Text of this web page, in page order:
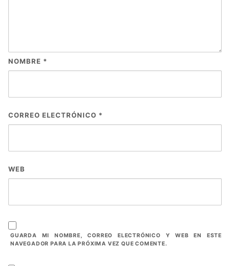
NOMBRE *
CORREO ELECTRÓNICO *
WEB
GUARDA MI NOMBRE, CORREO ELECTRÓNICO Y WEB EN ESTE
NAVEGADOR PARA LA PRÓXIMA VEZ QUE COMENTE.